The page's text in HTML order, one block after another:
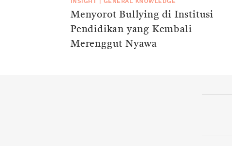
Menyorot Bullying di Institusi
Pendidikan yang Kembali
Merenggut Nyawa